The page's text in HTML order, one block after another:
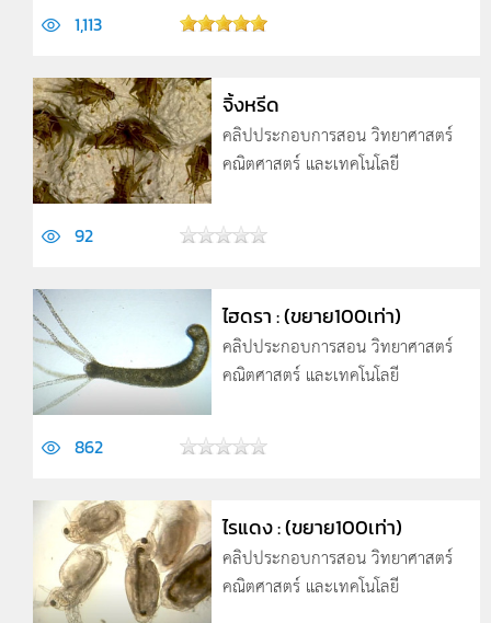
1,113
จิ้งหรีด
คลิปประกอบการสอน วิทยาศาสตร์
คณิตศาสตร์ และเทคโนโลยี
92
ไฮดรา : (ขยาย100เท่า)
คลิปประกอบการสอน วิทยาศาสตร์
คณิตศาสตร์ และเทคโนโลยี
862
ไรแดง : (ขยาย100เท่า)
คลิปประกอบการสอน วิทยาศาสตร์
คณิตศาสตร์ และเทคโนโลยี